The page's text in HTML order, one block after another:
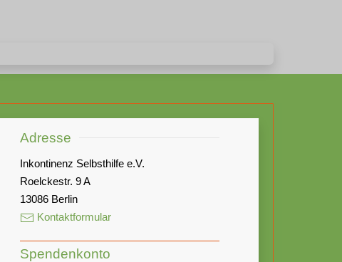
Adresse
Inkontinenz Selbsthilfe e.V.
Roelckestr. 9 A
13086 Berlin
Kontaktformular
Spendenkonto